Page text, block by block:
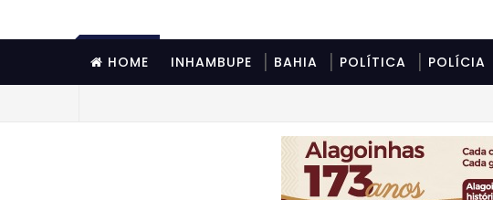
HOME INHAMBUPE BAHIA POLÍTICA POLÍCIA